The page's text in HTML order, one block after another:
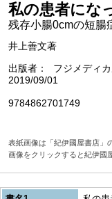
私の患者にな
残存小腸0cmの短腸
井上善文著
出版者
フジメディ
2019/09/01
9784862701749
表紙画像は「紀伊國屋書店」
画像をクリックすると紀伊國